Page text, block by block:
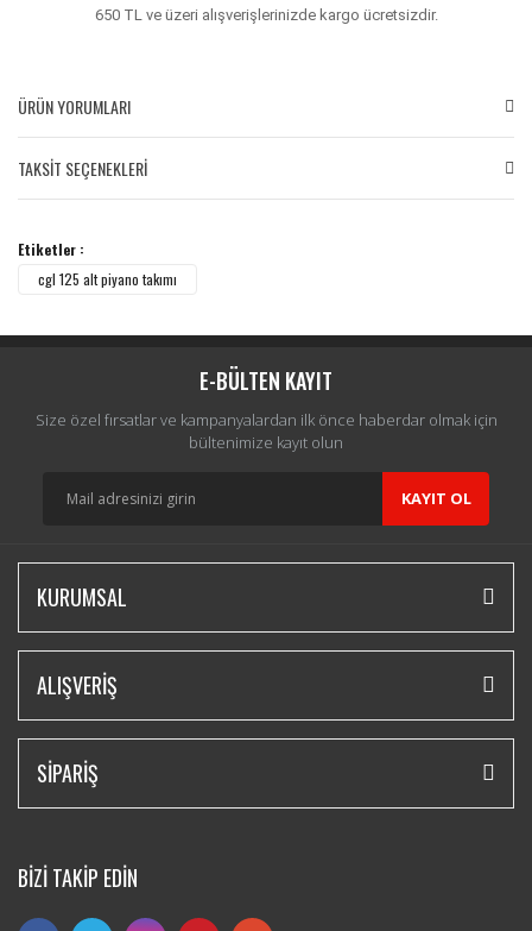
650 TL ve üzeri alışverişlerinizde kargo ücretsizdir.
ÜRÜN YORUMLARI
TAKSİT SEÇENEKLERİ
Etiketler :
cgl 125 alt piyano takımı
E-BÜLTEN KAYIT
Size özel fırsatlar ve kampanyalardan ilk önce haberdar olmak için
bültenimize kayıt olun
KAYIT OL
KURUMSAL
ALIŞVERİŞ
SİPARİŞ
BİZİ TAKİP EDİN